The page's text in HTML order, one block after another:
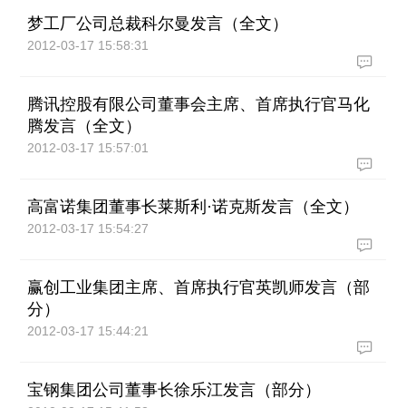
梦工厂公司总裁科尔曼发言（全文）
2012-03-17 15:58:31
腾讯控股有限公司董事会主席、首席执行官马化
腾发言（全文）
2012-03-17 15:57:01
高富诺集团董事长莱斯利·诺克斯发言（全文）
2012-03-17 15:54:27
赢创工业集团主席、首席执行官英凯师发言（部
分）
2012-03-17 15:44:21
宝钢集团公司董事长徐乐江发言（部分）